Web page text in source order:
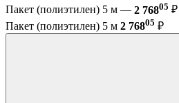
Пакет (полиэтилен) 5 м — 2 76805 ₽
Пакет (полиэтилен) 5 м 2 76805 ₽